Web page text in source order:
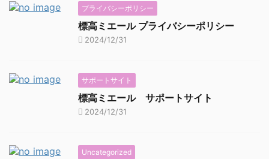
プライバシーポリシー
標高ミエール プライバシーポリシー
2024/12/31
サポートサイト
標高ミエール サポートサイト
2024/12/31
Uncategorized